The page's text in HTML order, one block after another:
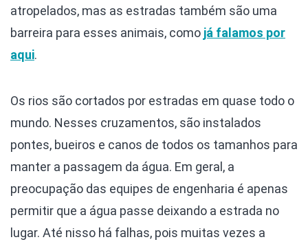
atropelados, mas as estradas também são uma
barreira para esses animais, como já falamos por
aqui.
Os rios são cortados por estradas em quase todo o
mundo. Nesses cruzamentos, são instalados
pontes, bueiros e canos de todos os tamanhos para
manter a passagem da água. Em geral, a
preocupação das equipes de engenharia é apenas
permitir que a água passe deixando a estrada no
lugar. Até nisso há falhas, pois muitas vezes a